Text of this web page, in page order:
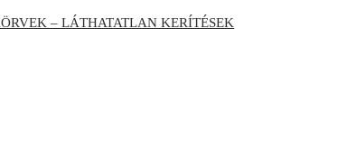
– LÁTHATATLAN KERÍTÉSEK